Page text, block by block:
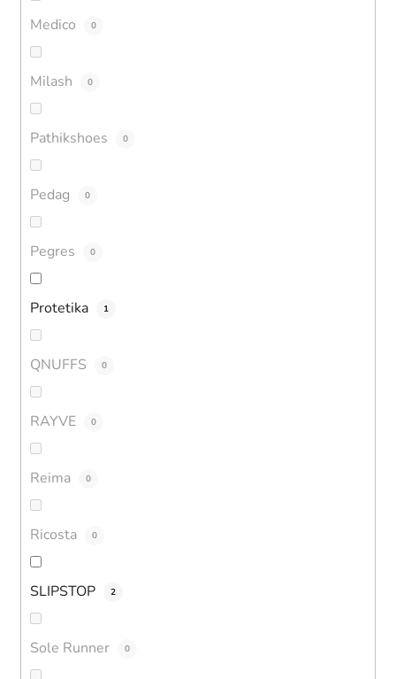
Medico 0
Milash 0
Pathikshoes 0
Pedag 0
Pegres 0
Protetika 1
QNUFFS 0
RAYVE 0
Reima 0
Ricosta 0
SLIPSTOP 2
Sole Runner 0